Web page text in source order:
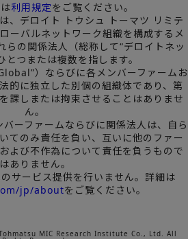
利用規定をご覧ください。
、デロイト トウシュ トーマツ リミテ
ーバルネットワーク組織を構成するメ
らの関係法人（総称して“デロイトネッ
とつまたは複数を指します。
）ならびに各メンバーファームお
的に独立した別個の組織体であり、第
課しまたは拘束させることはありませ
ん。
ーファームならびに関係法人は、自ら
てのみ責任を負い、互いに他のファー
よび不作為について責任を負うもので
はありません。
サービス提供を行いません。詳細は
jp/aboutをご覧ください。
MIC Research Institute Co., Ltd. All